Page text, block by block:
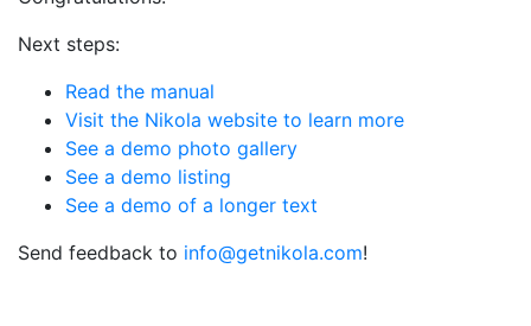
Next steps:
Read the manual
Visit the Nikola website to learn more
See a demo photo gallery
See a demo listing
See a demo of a longer text
Send feedback to info@getnikola.com!